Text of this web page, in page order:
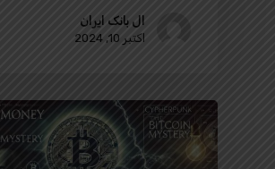
ال بانک ایران
اکتبر 10, 2024